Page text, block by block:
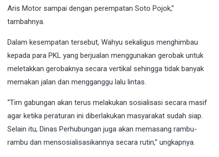
Aris Motor sampai dengan perempatan Soto Pojok,”
tambahnya.
Dalam kesempatan tersebut, Wahyu sekaligus menghimbau
kepada para PKL yang berjualan menggunakan gerobak untuk
meletakkan gerobaknya secara vertikal sehingga tidak banyak
memakan jalan dan mengganggu lalu lintas.
“Tim gabungan akan terus melakukan sosialisasi secara masif
agar ketika peraturan ini diberlakukan masyarakat sudah siap.
Selain itu, Dinas Perhubungan juga akan memasang rambu-
rambu dan mensosialisasikannya secara rutin,” ungkapnya.